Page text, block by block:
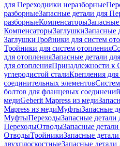
для Переходники неразборные
разборныеЗапасные детали для
разборныеКомпенсаторы
КомпенсаторыЗаглушкиЗапасные
ЗаглушкиТройники для систем
Тройники для систем отопления
для отопленияЗапасные детали
для отопленияПринадлежности к
углеродистой сталиКрепления для
соединительных элементов
болтов для фланцевых соединений
медиGeberit Mapress из меди
Mapress из медиМуфтыЗапасные
МуфтыПереходыЗапасные детали
ПереходыОтводыЗапасные детали
ОтводыТройникиЗапасные
двухплоскостныеЗапасные